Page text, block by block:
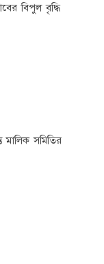
বিপুল বৃদ্ধি
মালিক সমিতির